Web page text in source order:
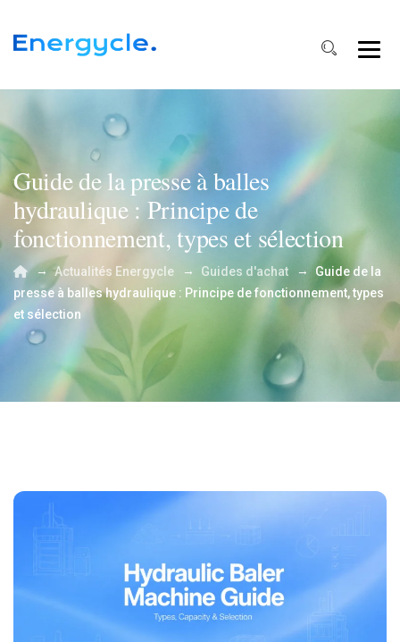
Guide de la presse à balles
hydraulique : Principe de
fonctionnement, types et sélection
→ Actualités Energycle → Guides d'achat →
Guide de la
presse à balles hydraulique : Principe de fonctionnement, types
et sélection